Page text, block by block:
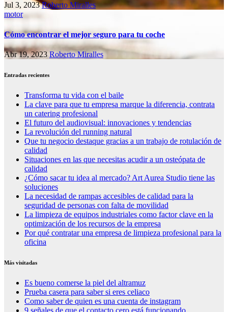
Jul 3, 2023Roberto Miralles
motor
Cómo encontrar el mejor seguro para tu coche
Abr 19, 2023Roberto Miralles
Entradas recientes
Transforma tu vida con el baile
La clave para que tu empresa marque la diferencia, contrata
un catering profesional
El futuro del audiovisual: innovaciones y tendencias
La revolución del running natural
Que tu negocio destaque gracias a un trabajo de rotulación de
calidad
Situaciones en las que necesitas acudir a un osteópata de
calidad
¿Cómo sacar tu idea al mercado? Art Aurea Studio tiene las
soluciones
La necesidad de rampas accesibles de calidad para la
seguridad de personas con falta de movilidad
La limpieza de equipos industriales como factor clave en la
optimización de los recursos de la empresa
Por qué contratar una empresa de limpieza profesional para la
oficina
Más visitadas
Es bueno comerse la piel del altramuz
Prueba casera para saber si eres celiaco
Como saber de quien es una cuenta de instagram
9 señales de que el contacto cero está funcionando